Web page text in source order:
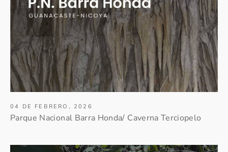
04 DE FEBRERO, 2026
Parque Nacional Barra Honda/ Caverna Terciopelo